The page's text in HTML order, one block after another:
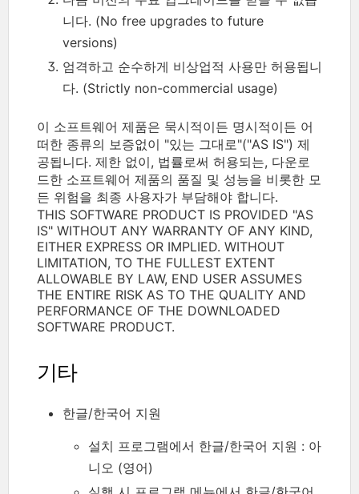
니다. (No free upgrades to future
versions)
엄격하고 순수하게 비상업적 사용만 허용됩니
다. (Strictly non-commercial usage)
이 소프트웨어 제품은 묵시적이든 명시적이든 어
떠한 종류의 보증없이 "있는 그대로"("AS IS") 제
공됩니다. 제한 없이, 법률로써 허용되는, 다운로
드한 소프트웨어 제품의 품질 및 성능을 비롯한 모
든 위험을 최종 사용자가 부담해야 합니다.
THIS SOFTWARE PRODUCT IS PROVIDED "AS
IS" WITHOUT ANY WARRANTY OF ANY KIND,
EITHER EXPRESS OR IMPLIED. WITHOUT
LIMITATION, TO THE FULLEST EXTENT
ALLOWABLE BY LAW, END USER ASSUMES
THE ENTIRE RISK AS TO THE QUALITY AND
PERFORMANCE OF THE DOWNLOADED
SOFTWARE PRODUCT.
기타
한글/한국어 지원
설치 프로그램에서 한글/한국어 지원 : 아
니오 (영어)